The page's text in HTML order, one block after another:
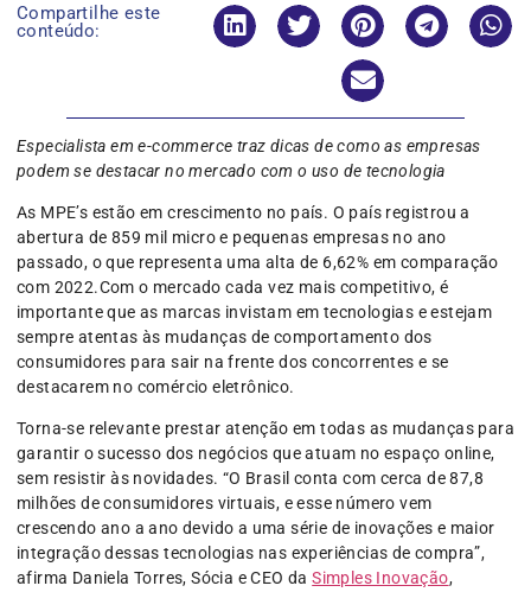
Compartilhe este
conteúdo:
Especialista em e-commerce traz dicas de como as empresas
podem se destacar no mercado com o uso de tecnologia
As MPE’s estão em crescimento no país. O país registrou a
abertura de 859 mil micro e pequenas empresas no ano
passado, o que representa uma alta de 6,62% em comparação
com 2022.Com o mercado cada vez mais competitivo, é
importante que as marcas invistam em tecnologias e estejam
sempre atentas às mudanças de comportamento dos
consumidores para sair na frente dos concorrentes e se
destacarem no comércio eletrônico.
Torna-se relevante prestar atenção em todas as mudanças para
garantir o sucesso dos negócios que atuam no espaço online,
sem resistir às novidades. “O Brasil conta com cerca de 87,8
milhões de consumidores virtuais, e esse número vem
crescendo ano a ano devido a uma série de inovações e maior
integração dessas tecnologias nas experiências de compra”,
afirma Daniela Torres, Sócia e CEO daSimples Inovação,